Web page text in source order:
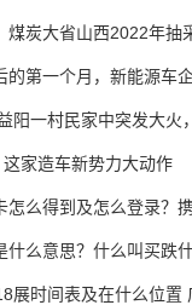
煤炭大省山西2022年抽
的第一个月，新能源车
阳一村民家中突发大火
家造车新势力大动作
怎么得到及怎么登录？
什么意思？什么叫买跌
展时间表及在什么位置